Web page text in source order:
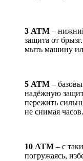
3 АТМ –
защита от
мыть машину
5 АТМ –
надёжную
пережить
не снимая часов.
10 АТМ – с
погружаясь,